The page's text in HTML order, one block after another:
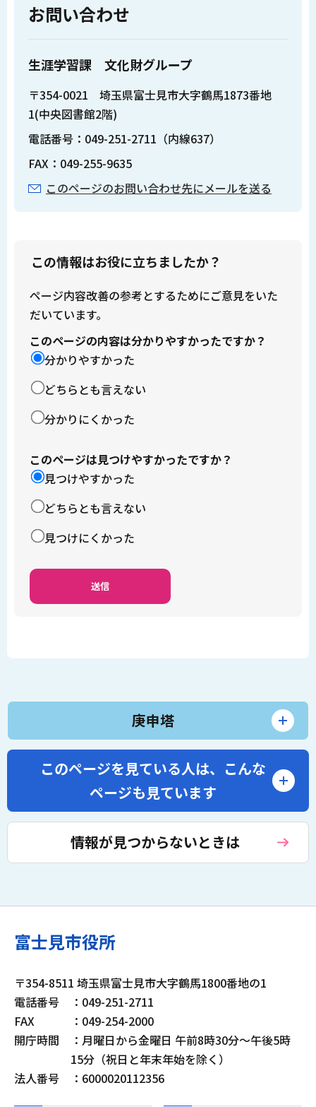
お問い合わせ
生涯学習課 文化財グループ
〒354-0021 埼玉県富士見市大字鶴馬1873番地
1(中央図書館2階)
電話番号：049-251-2711（内線637）
FAX：049-255-9635
このページのお問い合わせ先にメールを送る
この情報はお役に立ちましたか？
ページ内容改善の参考とするためにご意見をいた
だいています。
このページの内容は分かりやすかったですか？
分かりやすかった
どちらとも言えない
分かりにくかった
このページは見つけやすかったですか？
見つけやすかった
どちらとも言えない
見つけにくかった
庚申塔
このページを見ている人は、 こんな
ページも見ています
情報が見つからないときは
富士見市役所
〒354-8511 埼玉県富士見市大字鶴馬1800番地の1
電話番号
：049-251-2711
FAX
：049-254-2000
開庁時間
：月曜日から金曜日 午前8時30分～午後5時
15分（祝日と年末年始を除く）
法人番号
：6000020112356